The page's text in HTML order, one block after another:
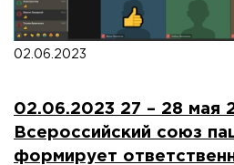
02.06.2023
02.06.2023 27 – 28 мая
Всероссийский союз
формирует